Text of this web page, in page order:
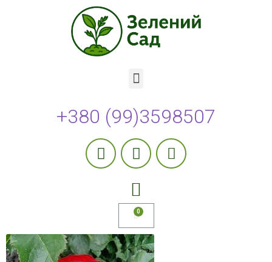
+380 (99)3598507